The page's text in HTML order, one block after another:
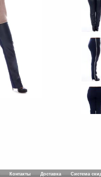
Контакты Доставка Система